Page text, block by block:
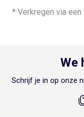
* Verkregen via
We
Schrijf je in op onze